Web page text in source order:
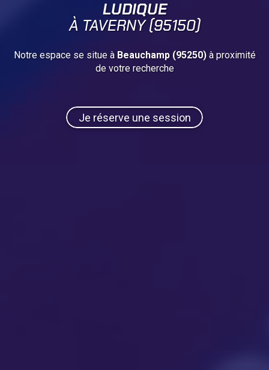
LUDIQUE
À TAVERNY (95150)
Notre espace se situe à Beauchamp (95250)à proximité
de votre recherche
Je réserve une session